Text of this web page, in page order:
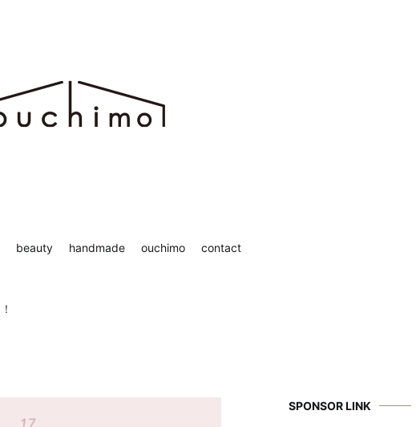
beauty handmade ouchimo contact
SPONSOR LINK